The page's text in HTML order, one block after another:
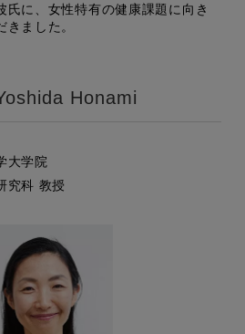
氏に、女性特有の健康課題に向き
ました。
Honami
大学院
究科 教授